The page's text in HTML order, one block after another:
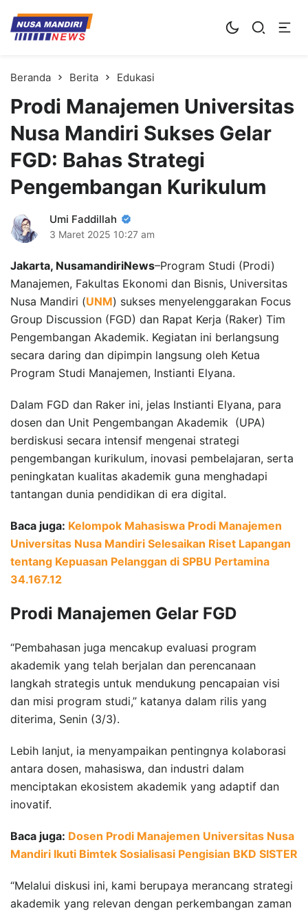
Kampus Digital Bisnis
Universitas Nusa Mandiri
Beranda Berita Edukasi
Prodi Manajemen Universitas
Nusa Mandiri Sukses Gelar
FGD: Bahas Strategi
Pengembangan Kurikulum
Umi Faddillah
3 Maret 2025 10:27 am
Jakarta, NusamandiriNews–Program Studi (Prodi)
Manajemen, Fakultas Ekonomi dan Bisnis, Universitas
Nusa Mandiri (UNM) sukses menyelenggarakan Focus
Group Discussion (FGD) dan Rapat Kerja (Raker) Tim
Pengembangan Akademik. Kegiatan ini berlangsung
secara daring dan dipimpin langsung oleh Ketua
Program Studi Manajemen, Instianti Elyana.
Dalam FGD dan Raker ini, jelas Instianti Elyana, para
dosen dan Unit Pengembangan Akademik (UPA)
berdiskusi secara intensif mengenai strategi
pengembangan kurikulum, inovasi pembelajaran, serta
peningkatan kualitas akademik guna menghadapi
tantangan dunia pendidikan di era digital.
Baca juga: Kelompok Mahasiswa Prodi Manajemen
Universitas Nusa Mandiri Selesaikan Riset Lapangan
tentang Kepuasan Pelanggan di SPBU Pertamina
34.167.12
Prodi Manajemen Gelar FGD
“Pembahasan juga mencakup evaluasi program
akademik yang telah berjalan dan perencanaan
langkah strategis untuk mendukung pencapaian visi
dan misi program studi,” katanya dalam rilis yang
diterima, Senin (3/3).
Lebih lanjut, ia menyampaikan pentingnya kolaborasi
antara dosen, mahasiswa, dan industri dalam
menciptakan ekosistem akademik yang adaptif dan
inovatif.
Baca juga: Dosen Prodi Manajemen Universitas Nusa
Mandiri Ikuti Bimtek Sosialisasi Pengisian BKD SISTER
“Melalui diskusi ini, kami berupaya merancang strategi
akademik yang relevan dengan perkembangan zaman